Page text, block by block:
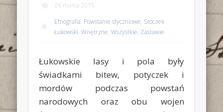
26 marca 2015
Etnografia, Powstanie styczniowe, Stoczek
Łukowski,Wnętrzne,Wszystkie, Zastawie
Łukowskie lasy i pola były
świadkami bitew, potyczek i
mordów podczas powstań
narodowych oraz obu wojen